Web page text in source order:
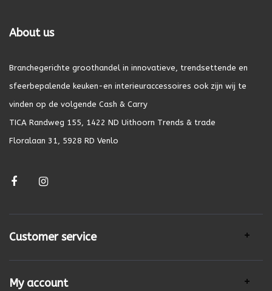
About us
Branchegerichte groothandel in innovatieve, trendsettende en
sfeerbepalende keuken-en interieuraccessoires ook zijn wij te
vinden op de volgende Cash & Carry
TICA Randweg 155, 1422 ND Uithoorn Trends & trade
Floralaan 31, 5928 RD Venlo
Customer service
My account